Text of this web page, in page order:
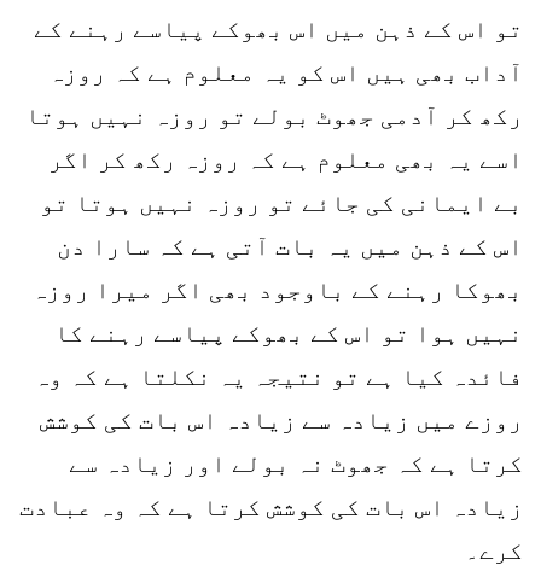
تو اس کے ذہن میں اس بھوکے پیاسے رہنے کے
آداب بھی ہیں اس کو یہ معلوم ہے کہ روزہ
رکھ کر آدمی جھوٹ بولے تو روزہ نہیں ہوتا
اسے یہ بھی معلوم ہے کہ روزہ رکھ کر اگر
بے ایمانی کی جائے تو روزہ نہیں ہوتا تو
اس کے ذہن میں یہ بات آتی ہے کہ سارا دن
بھوکا رہنے کے باوجود بھی اگر میرا روزہ
نہیں ہوا تو اس کے بھوکے پیاسے رہنے کا
فائدہ کیا ہے تو نتیجہ یہ نکلتا ہے کہ وہ
روزے میں زیادہ سے زیادہ اس بات کی کوشش
کرتا ہے کہ جھوٹ نہ بولے اور زیادہ سے
زیادہ اس بات کی کوشش کرتا ہے کہ وہ عبادت
کرے۔